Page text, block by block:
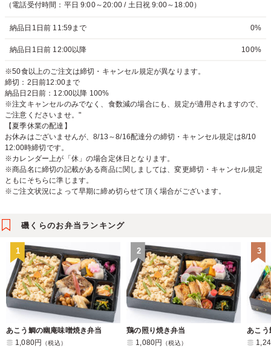
（電話受付時間：平日 9:00～20:00 / 土日祝 9:00～18:00）
納品日1日前 11:59まで 0%
納品日1日前 12:00以降 100%
※50食以上のご注文は締切・キャンセル規定が異なります。
締切：2日前12:00まで
納品日2日前：12:00以降 100%
※注文キャンセルのみでなく、食数減の場合にも、規定が適用されますので、
ご注意くださいませ。"
【夏季休業の配達】
お休みはございませんが、8/13～8/16配達分の締切・キャンセル規定は8/10
12:00時締切です。
※カレンダー上が「休」の場合定休日となります。
※商品名に締切の記載がある商品に関しましては、変更締切・キャンセル規定
ともにそちらに準じます。
※ご注文状況によって早期に締め切らせて頂く場合がございます。
磯くらのお弁当ランキング
1
あこう鯛の幽庵味噌焼き弁当
1,080円
（税込）
2
鶏の照り焼き弁当
1,080円
（税込）
3